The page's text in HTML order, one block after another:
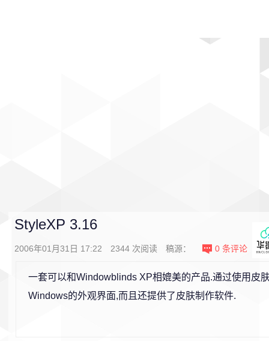
StyleXP 3.16
2006年01月31日 17:22 2344 次阅读 稿源： 0 条评论
一套可以和Windowblinds XP相媲美的产品.通过使用皮
Windows的外观界面,而且还提供了皮肤制作软件.